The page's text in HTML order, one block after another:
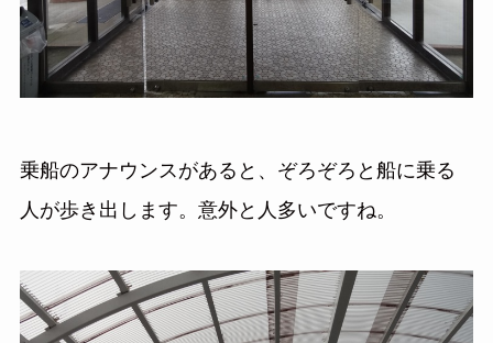
乗船のアナウンスがあると、ぞろぞろと船に乗る
人が歩き出します。意外と人多いですね。